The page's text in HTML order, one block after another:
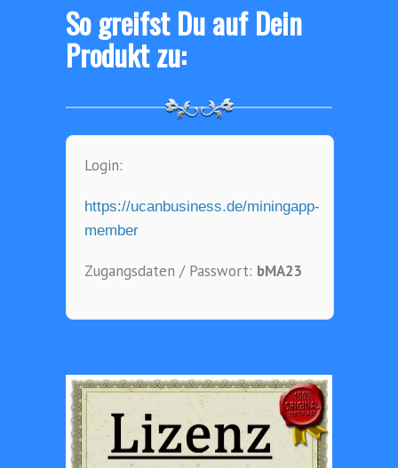
So greifst Du auf Dein
Produkt zu:
Login:
https://ucanbusiness.de/miningapp-
member
Zugangsdaten / Passwort: bMA23